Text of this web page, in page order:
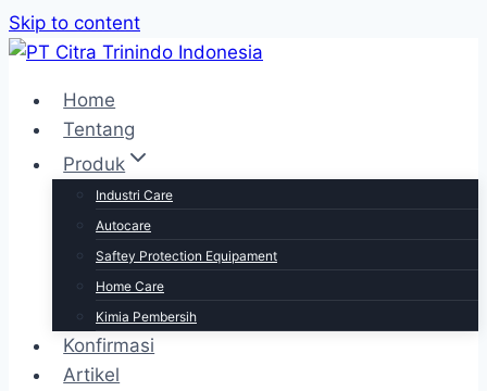
Skip to content
Home
Tentang
Produk
Industri Care
Autocare
Saftey Protection Equipament
Home Care
Kimia Pembersih
Konfirmasi
Artikel